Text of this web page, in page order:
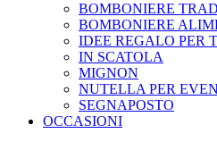
BOMBONIERE
BOMBONIERE
IDEE REGALO PER
IN SCATOLA
MIGNON
NUTELLA PER
SEGNAPOSTO
OCCASIONI